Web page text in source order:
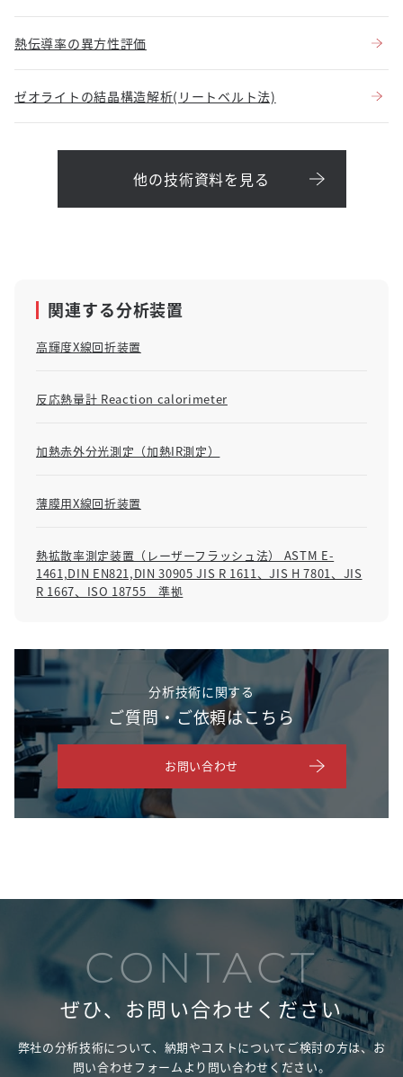
熱伝導率の異方性評価
ゼオライトの結晶構造解析(リートベルト法)
他の技術資料を見る
関連する分析装置
高輝度X線回折装置
反応熱量計 Reaction calorimeter
加熱赤外分光測定（加熱IR測定）
薄膜用X線回折装置
熱拡散率測定装置（レーザーフラッシュ法） ASTM E-
1461,DIN EN821,DIN 30905 JIS R 1611、JIS H 7801、JIS
R 1667、ISO 18755 準拠
分析技術に関する
ご質問・ご依頼はこちら
お問い合わせ
CONTACT
ぜひ、お問い合わせください
弊社の分析技術について、納期やコストについてご検討の方は、お
問い合わせフォームより問い合わせください。